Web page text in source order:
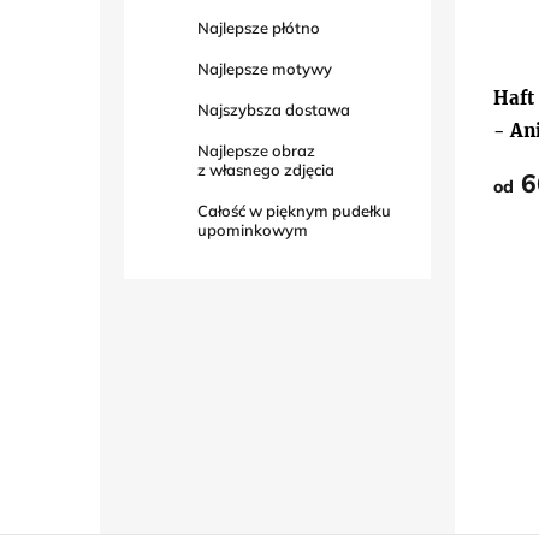
Najlepsze płótno
Najlepsze motywy
Najszybsza dostawa
Najlepsze obraz
z własnego zdjęcia
Całość w pięknym pudełku
upominkowym
Haft
-5,0
na
od